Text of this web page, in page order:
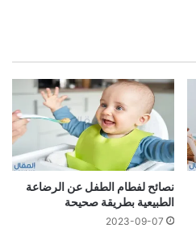
نصائح لفطام الطفل عن الرضاعة
الطبيعية بطريقة صحيحة
2023-09-07